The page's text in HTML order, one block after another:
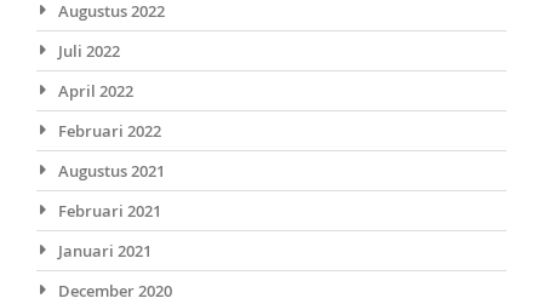
Augustus 2022
Juli 2022
April 2022
Februari 2022
Augustus 2021
Februari 2021
Januari 2021
December 2020